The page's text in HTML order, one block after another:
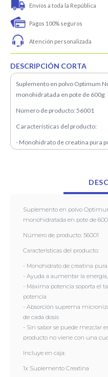
Envíos a toda la República
Pagos 100% seguros
Atención personalizada
DESCRIPCIÓN CORTA
Suplemento en polvo Optimum
monohidratada en pote de 600g
Número de producto: 56001
Características del producto:
- Monohidrato de creatina pura
- Sin sabor se puede mezclar en
producto no viene con una
Incluye en caja:
1x Suplemento Creatina
Suplemento en polvo
monohidratada en pote de
Número de producto: 56001
Características del producto:
- Monohidrato de creatina
- Ayuda a aumentar la
- Máxima potencia soporta el
potencia
- Absorción suprema
de cada dosis
- Sin sabor se puede mezclar
producto no viene con una
Incluye en caja:
1x Suplemento Creatina